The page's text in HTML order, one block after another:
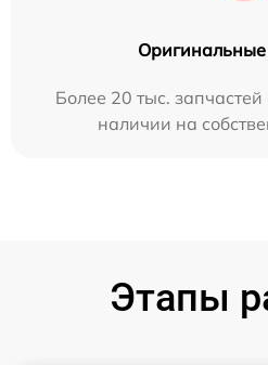
Оригинальные
Более 20 тыс.
наличии на
Этапы